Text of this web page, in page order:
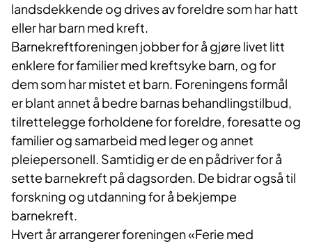
landsdekkende og drives av foreldre som har hatt
eller har barn med kreft.
Barnekreftforeningen jobber for å gjøre livet litt
enklere for familier med kreftsyke barn, og for
dem som har mistet et barn. Foreningens formål
er blant annet å bedre barnas behandlingstilbud,
tilrettelegge forholdene for foreldre, foresatte og
familier og samarbeid med leger og annet
pleiepersonell. Samtidig er de en pådriver for å
sette barnekreft på dagsorden. De bidrar også til
forskning og utdanning for å bekjempe
barnekreft.
Hvert år arrangerer foreningen «Ferie med